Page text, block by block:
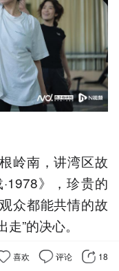
岭南，讲湾区故
》，珍贵的
众都能共情的故
”的决心。
雪》，到出圈的
喜欢 评论 18